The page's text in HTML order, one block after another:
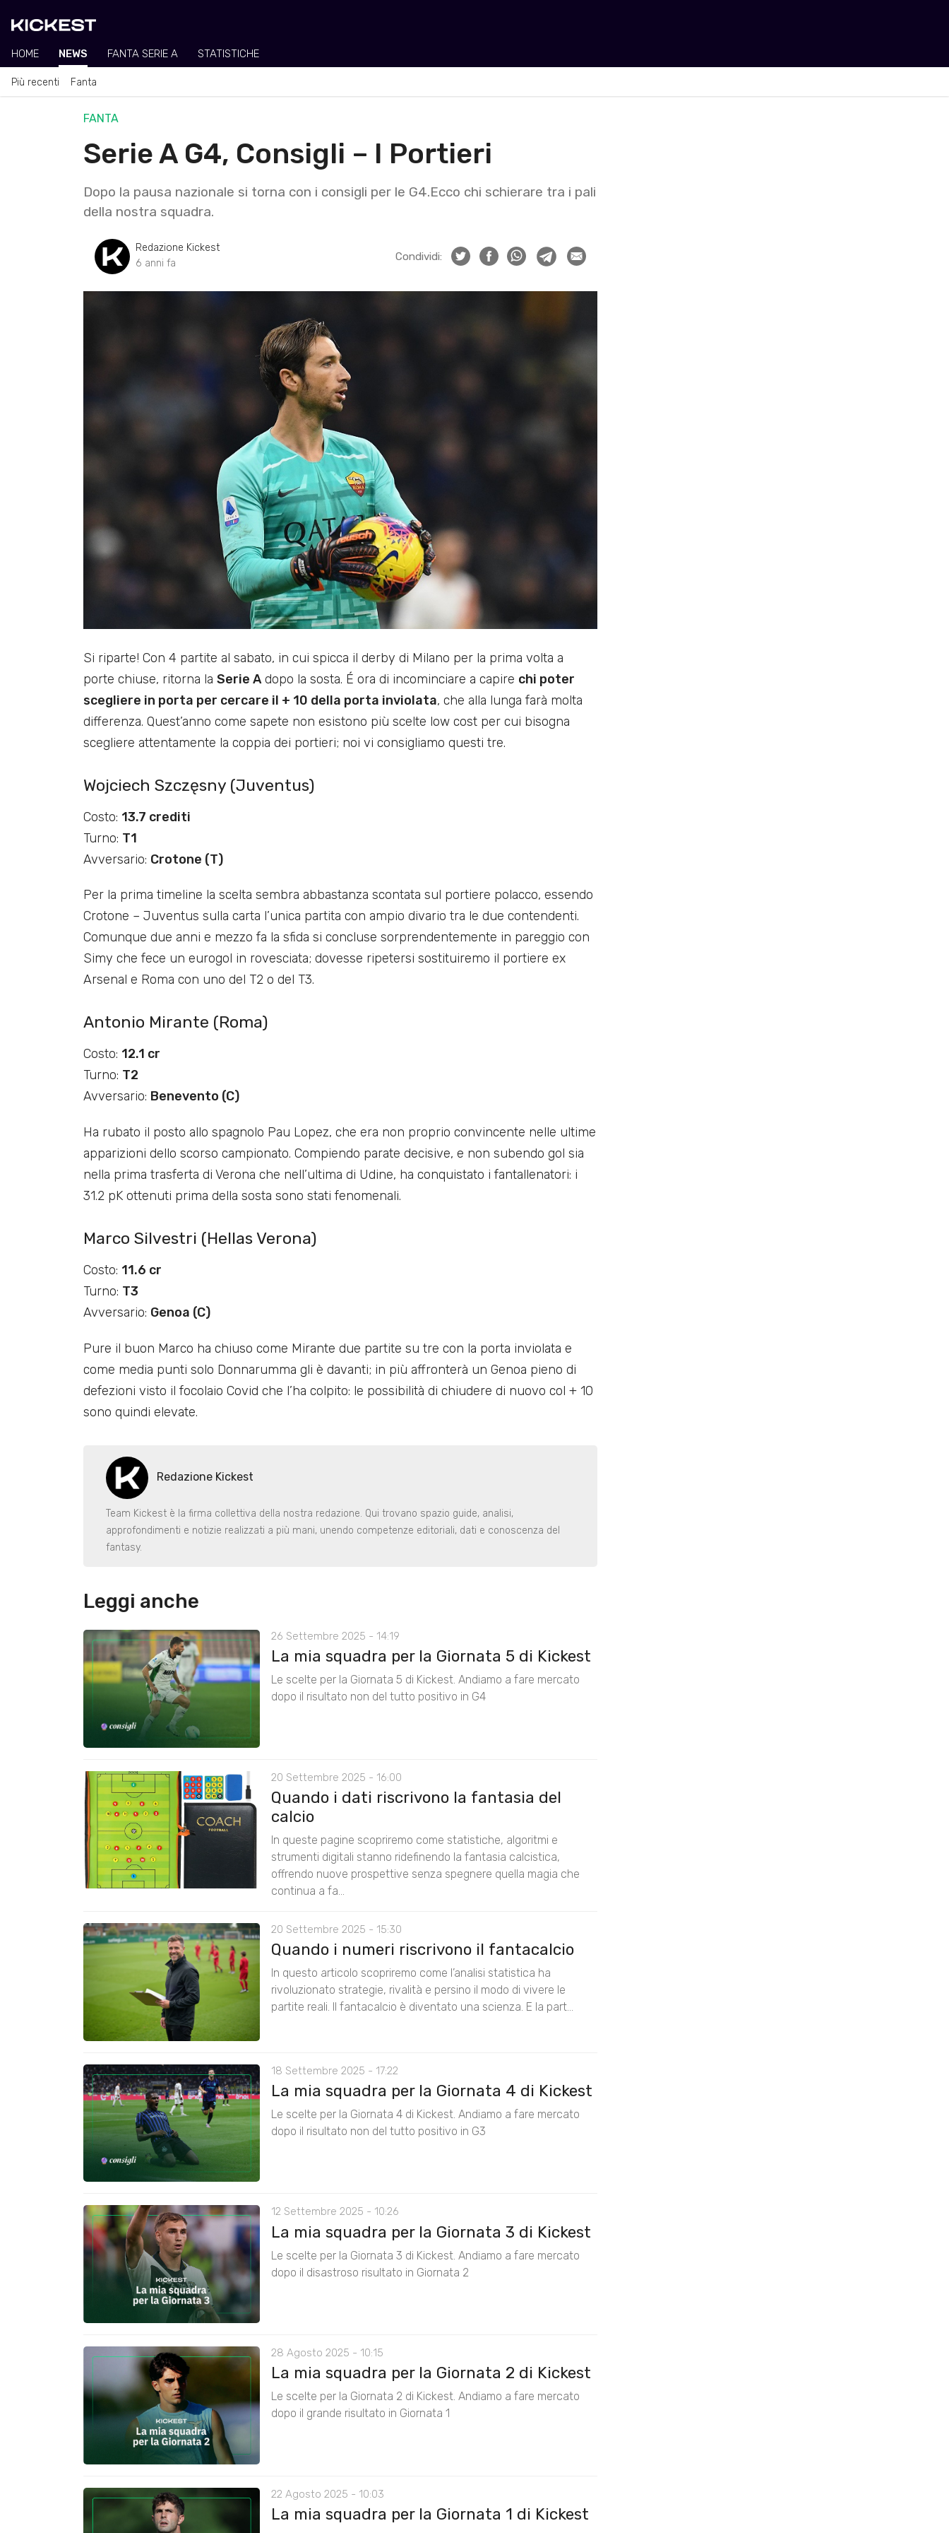
HOME NEWS FANTA SERIE A STATISTICHE
Più recenti Fanta
FANTA
Serie A G4, Consigli – I Portieri
Dopo la pausa nazionale si torna con i consigli per le G4.Ecco chi schierare tra i pali
della nostra squadra.
Redazione Kickest
6 anni fa
Condividi:
Si riparte! Con 4 partite al sabato, in cui spicca il derby di Milano per la prima volta a
porte chiuse, ritorna la Serie Adopo la sosta. É ora di incominciare a capire chi poter
scegliere in porta per cercare il + 10 della porta inviolata, che alla lunga farà molta
differenza. Quest’anno come sapete non esistono più scelte low cost per cui bisogna
scegliere attentamente la coppia dei portieri; noi vi consigliamo questi tre.
Wojciech Szczęsny (Juventus)
Costo: 13.7 crediti
Turno: T1
Avversario: Crotone (T)
Per la prima timeline la scelta sembra abbastanza scontata sul portiere polacco, essendo
Crotone – Juventus sulla carta l’unica partita con ampio divario tra le due contendenti.
Comunque due anni e mezzo fa la sfida si concluse sorprendentemente in pareggio con
Simy che fece un eurogol in rovesciata; dovesse ripetersi sostituiremo il portiere ex
Arsenal e Roma con uno del T2 o del T3.
Antonio Mirante (Roma)
Costo: 12.1 cr
Turno: T2
Avversario: Benevento (C)
Ha rubato il posto allo spagnolo Pau Lopez, che era non proprio convincente nelle ultime
apparizioni dello scorso campionato. Compiendo parate decisive, e non subendo gol sia
nella prima trasferta di Verona che nell’ultima di Udine, ha conquistato i fantallenatori: i
31.2 pK ottenuti prima della sosta sono stati fenomenali.
Marco Silvestri (Hellas Verona)
Costo: 11.6 cr
Turno: T3
Avversario: Genoa (C)
Pure il buon Marco ha chiuso come Mirante due partite su tre con la porta inviolata e
come media punti solo Donnarumma gli è davanti; in più affronterà un Genoa pieno di
defezioni visto il focolaio Covid che l’ha colpito: le possibilità di chiudere di nuovo col + 10
sono quindi elevate.
Redazione Kickest
Team Kickest è la firma collettiva della nostra redazione. Qui trovano spazio guide, analisi,
approfondimenti e notizie realizzati a più mani, unendo competenze editoriali, dati e conoscenza del
fantasy.
Leggi anche
26 Settembre 2025 - 14:19
La mia squadra per la Giornata 5 di Kickest
Le scelte per la Giornata 5 di Kickest. Andiamo a fare mercato
dopo il risultato non del tutto positivo in G4
20 Settembre 2025 - 16:00
Quando i dati riscrivono la fantasia del
calcio
In queste pagine scopriremo come statistiche, algoritmi e
strumenti digitali stanno ridefinendo la fantasia calcistica,
offrendo nuove prospettive senza spegnere quella magia che
continua a fa...
20 Settembre 2025 - 15:30
Quando i numeri riscrivono il fantacalcio
In questo articolo scopriremo come l’analisi statistica ha
rivoluzionato strategie, rivalità e persino il modo di vivere le
partite reali. Il fantacalcio è diventato una scienza. E la part...
18 Settembre 2025 - 17:22
La mia squadra per la Giornata 4 di Kickest
Le scelte per la Giornata 4 di Kickest. Andiamo a fare mercato
dopo il risultato non del tutto positivo in G3
12 Settembre 2025 - 10:26
La mia squadra per la Giornata 3 di Kickest
Le scelte per la Giornata 3 di Kickest. Andiamo a fare mercato
dopo il disastroso risultato in Giornata 2
28 Agosto 2025 - 10:15
La mia squadra per la Giornata 2 di Kickest
Le scelte per la Giornata 2 di Kickest. Andiamo a fare mercato
dopo il grande risultato in Giornata 1
22 Agosto 2025 - 10:03
La mia squadra per la Giornata 1 di Kickest